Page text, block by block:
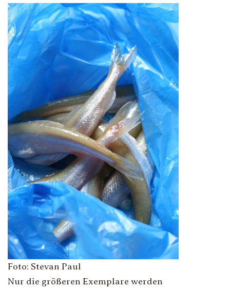
Foto: Stevan Paul
Nur die größeren Exemplare werden